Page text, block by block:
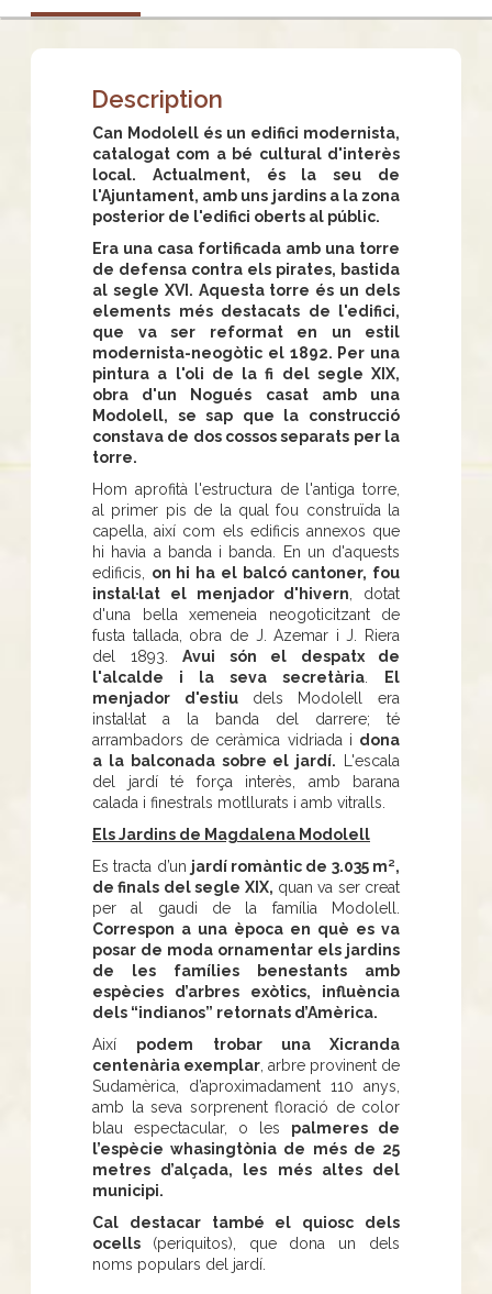
Description
Can Modolell és un edifici modernista,
catalogat com a bé cultural d'interès
local. Actualment, és la seu de
l'Ajuntament, amb uns jardins a la zona
posterior de l'edifici oberts al públic.
Era una casa fortificada amb una torre
de defensa contra els pirates, bastida
al segle XVI. Aquesta torre és un dels
elements més destacats de l'edifici,
que va ser reformat en un estil
modernista-neogòtic el 1892. Per una
pintura a l'oli de la fi del segle XIX,
obra d'un Nogués casat amb una
Modolell, se sap que la construcció
constava de dos cossos separats per la
torre.
Hom aprofità l'estructura de l'antiga torre,
al primer pis de la qual fou construïda la
capella, així com els edificis annexos que
hi havia a banda i banda. En un d'aquests
edificis, on hi ha el balcó cantoner, fou
instal·lat el menjador d'hivern , dotat
d'una bella xemeneia neogoticitzant de
fusta tallada, obra de J. Azemar i J. Riera
del 1893. Avui són el despatx de
l'alcalde i la seva secretària
El
menjador d'estiu dels Modolell era
instal·lat a la banda del darrere; té
arrambadors de ceràmica vidriada i dona
a la balconada sobre el jardí. L'escala
del jardí té força interès, amb barana
calada i finestrals motllurats i amb vitralls.
Els Jardins de Magdalena Modolell
Es tracta d’un jardí romàntic de 3.035 m²,
de finals del segle XIX, quan va ser creat
per al gaudi de la família Modolell.
Correspon a una època en què es va
posar de moda ornamentar els jardins
de les famílies benestants amb
espècies d’arbres exòtics, influència
dels “indianos” retornats d’Amèrica.
Així podem trobar una Xicranda
centenària exemplar , arbre provinent de
Sudamèrica, d’aproximadament 110 anys,
amb la seva sorprenent floració de color
blau espectacular, o les palmeres de
l’espècie whasingtònia de més de 25
metres d’alçada, les més altes del
municipi.
Cal destacar també el quiosc dels
ocells (periquitos), que dona un dels
noms populars del jardí.